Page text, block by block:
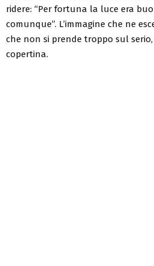
ridere: “Per fortuna la luce era
comunque”. L’immagine che ne
che non si prende troppo sul
copertina.